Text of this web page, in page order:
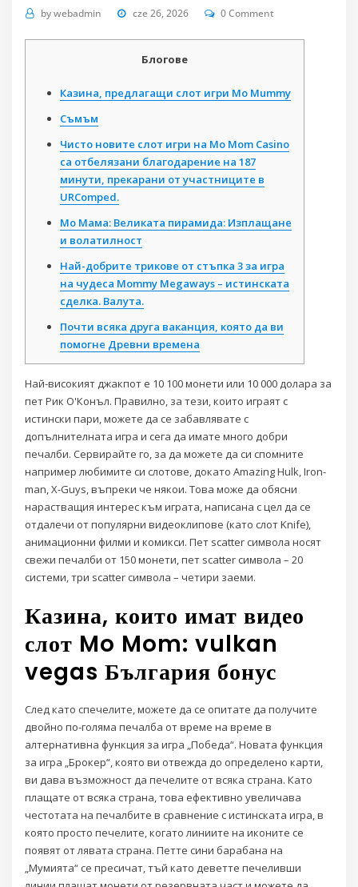
bywebadmin cze 26, 2026 0 Comment
Блогове
Казина, предлагащи слот игри Mo Mummy
Съмъм
Чисто новите слот игри на Mo Mom Casino
са отбелязани благодарение на 187
минути, прекарани от участниците в
URComped.
Мо Мама: Великата пирамида: Изплащане
и волатилност
Най-добрите трикове от стъпка 3 за игра
на чудеса Mommy Megaways – истинската
сделка. Валута.
Почти всяка друга ваканция, която да ви
помогне Древни времена
Най-високият джакпот е 10 100 монети или 10 000 долара за
пет Рик О'Конъл. Правилно, за тези, които играят с
истински пари, можете да се забавлявате с
допълнителната игра и сега да имате много добри
печалби. Сервирайте го, за да можете да си спомните
например любимите си слотове, докато Amazing Hulk, Iron-
man, X-Guys, въпреки че някои. Това може да обясни
нарастващия интерес към играта, написана с цел да се
отдалечи от популярни видеоклипове (като слот Knife),
анимационни филми и комикси.Пет scatter символа носят
свежи печалби от 150 монети, пет scatter символа – 20
системи, три scatter символа – четири заеми.
Казина, които имат видео
слот Mo Mom: vulkan
vegas България бонус
След като спечелите, можете да се опитате да получите
двойно по-голяма печалба от време на време в
алтернативна функция за игра „Победа“. Новата функция
за игра „Брокер“, която ви отвежда до определено карти,
ви дава възможност да печелите от всяка страна. Като
плащате от всяка страна, това ефективно увеличава
честотата на печалбите в сравнение с истинската игра, в
която просто печелите, когато линиите на иконите се
появят от лявата страна. Петте сини барабана на
„Мумията“ се пресичат, тъй като деветте печеливши